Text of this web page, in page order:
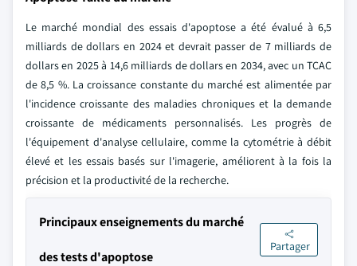
Le marché mondial des essais d'apoptose a été évalué à 6,5
milliards de dollars en 2024 et devrait passer de 7 milliards de
dollars en 2025 à 14,6 milliards de dollars en 2034, avec un TCAC
de 8,5 %. La croissance constante du marché est alimentée par
l'incidence croissante des maladies chroniques et la demande
croissante de médicaments personnalisés. Les progrès de
l'équipement d'analyse cellulaire, comme la cytométrie à débit
élevé et les essais basés sur l'imagerie, améliorent à la fois la
précision et la productivité de la recherche.
Principaux enseignements du marché
des tests d'apoptose
Partager